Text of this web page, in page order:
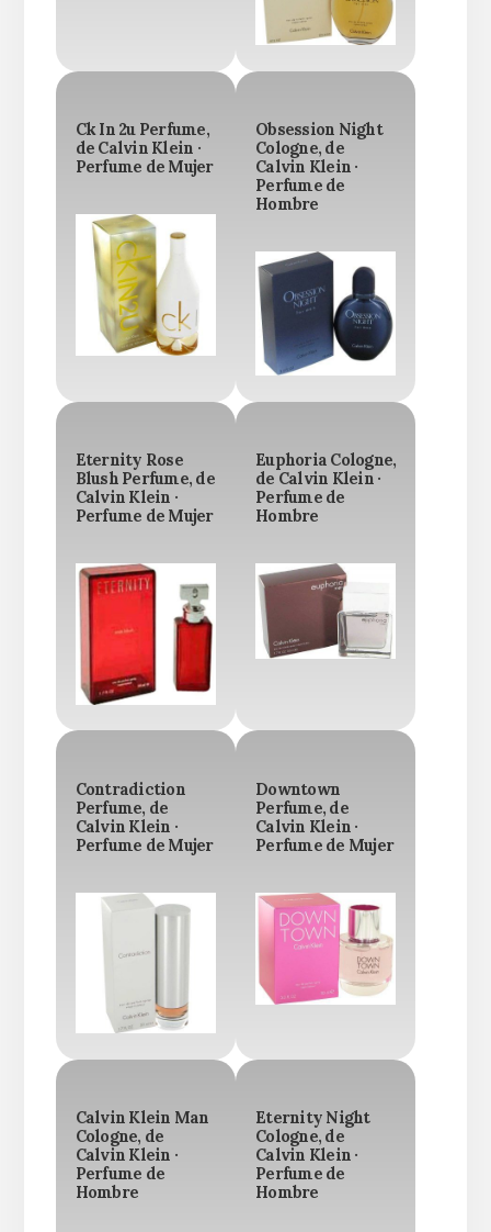
Ck In 2u Perfume,
de Calvin Klein ·
Perfume de Mujer
Obsession Night
Cologne, de
Calvin Klein ·
Perfume de
Hombre
Eternity Rose
Blush Perfume, de
Calvin Klein ·
Perfume de Mujer
Euphoria Cologne,
de Calvin Klein ·
Perfume de
Hombre
Contradiction
Perfume, de
Calvin Klein ·
Perfume de Mujer
Downtown
Perfume, de
Calvin Klein ·
Perfume de Mujer
Calvin Klein Man
Cologne, de
Calvin Klein ·
Perfume de
Hombre
Eternity Night
Cologne, de
Calvin Klein ·
Perfume de
Hombre